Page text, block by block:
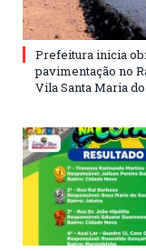
Prefeitura inicia
pavimentação no
Vila Santa Maria